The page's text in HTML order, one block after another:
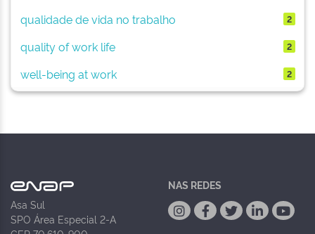
qualidade de vida no trabalho 2
quality of work life 2
well-being at work 2
Asa Sul
SPO Área Especial 2-A
NAS REDES